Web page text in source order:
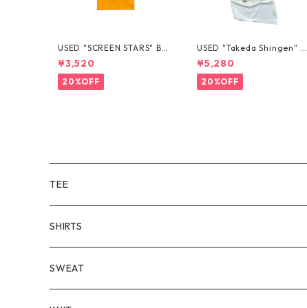
USED "SCREEN STARS" BL
ANK TEE
¥3,520
20%OFF
USED "Takeda Shingen" T
EE
¥5,280
20%OFF
TEE
SHORT SLEEVE
LONG SLEEVE
SHIRTS
SHORT SLEEVE
SWEAT